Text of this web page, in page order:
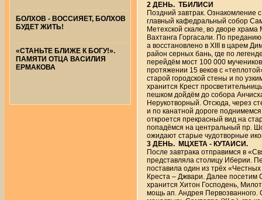
БОЛХОВ - ВОССИЯЕТ, БОЛХОВ
БУДЕТ ЖИТЬ!
«СТАНЬТЕ БЛИЖЕ К БОГУ!».
ПАМЯТИ ОТЦА ВАСИЛИЯ
ЕРМАКОВА
2 ДЕНЬ. ТБИЛИСИ
Поздний завтрак. Ознакомление
главный кафедральный собор
Метехской скале, во дворе
Вахтанга Горгасали. По
а восстановлено в XIII в царем
район серных бань, где по
перейдём мост 100 000
протяжении 15 веков с
старой городской стены и по
хранится Крест
пешком дойдём до собора
Нерукотворный. Отсюда, через
и по канатной дороге
откроется прекрасный вид на
попадёмся на центральный пр.
ожидают старые чудотворные
3 ДЕНЬ. МЦХЕТА - КУТАИСИ.
После завтрака отправимся в
представляла столицу Иберии.
поставила один из трёх «Честных
Креста – Джвари. Далее посетим
хранится Хитон Господень,
мощь ап. Андрея Первозванного.